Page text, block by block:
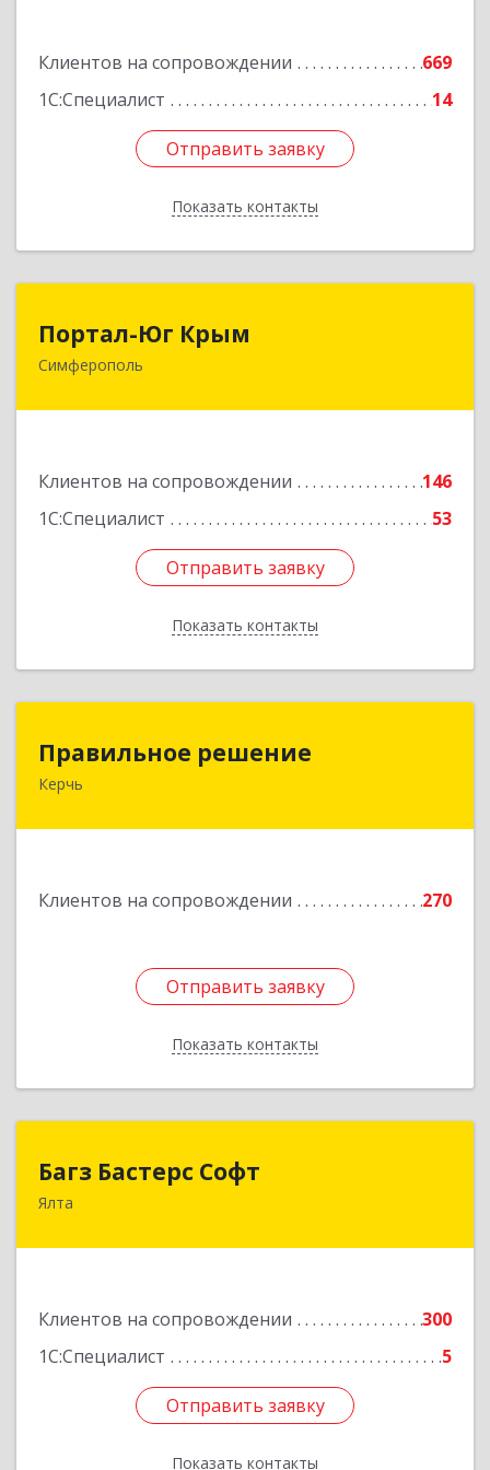
Клиентов на сопровождении
669
1С:Специалист
14
Отправить заявку
Показать контакты
Отправить заявку
Назад
Портал-Юг Крым
Симферополь
Клиентов на сопровождении
146
1С:Специалист
53
Отправить заявку
Показать контакты
295015, Крым Респ, Симферополь г, Козлова ул,
Отправить заявку
Назад
Правильное решение
Керчь
Клиентов на сопровождении 270
Отправить заявку
Показать контакты
298330, Крым Респ, Керчь г, Адмиралтейский
Отправить заявку
Назад
Багз Бастерс Софт
Ялта
Клиентов на сопровождении
300
1С:Специалист
5
Отправить заявку
Показать контакты
Багз Бастерс Софт
298603, Крым Респ, Ялта г, Свердлова ул, дом №
Отправить заявку
Назад